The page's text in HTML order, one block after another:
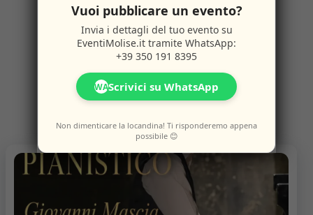
AltriEventi
Potresti anche amare questi eventi.
Vuoi pubblicare un evento?
Invia i dettagli del tuo evento su
EventiMolise.it tramite WhatsApp:
+39 350 191 8395
WAScrivici su WhatsApp
Non dimenticare la locandina! Ti risponderemo appena
possibile 😊